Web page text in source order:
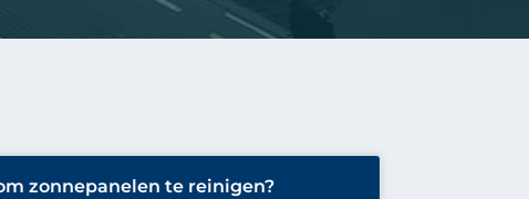
zonnepanelen te reinigen?